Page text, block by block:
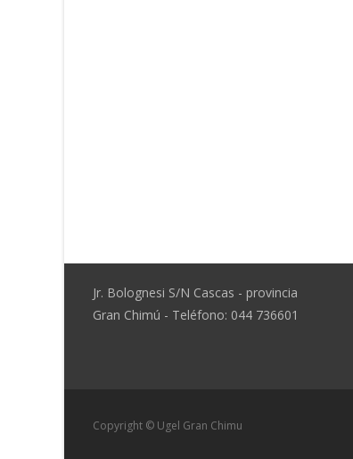
Jr. Bolognesi S/N Cascas - provincia
Gran Chimú - Teléfono: 044 736601
Copyright © Ugel Gran Chimu